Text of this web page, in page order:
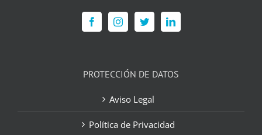
PROTECCIÓN DE DATOS
Aviso Legal
Política de Privacidad